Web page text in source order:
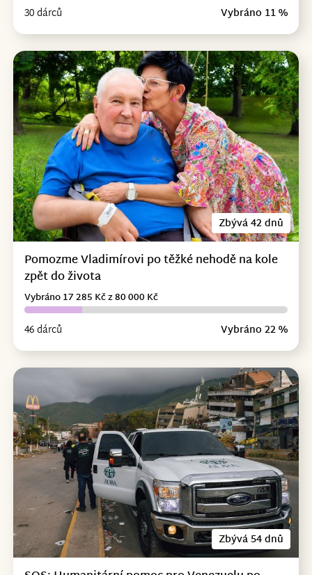
30 dárců Vybráno 11 %
Zbývá 42 dnů
Pomozme Vladimírovi po těžké nehodě na kole
zpět do života
46 dárců Vybráno 22 %
Vybráno 17 285 Kč z 80 000 Kč
Zbývá 54 dnů